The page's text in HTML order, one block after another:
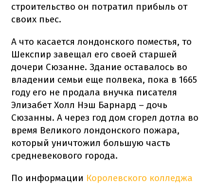
строительство он потратил прибыль от
своих пьес.
А что касается лондонского поместья, то
Шекспир завещал его своей старшей
дочери Сюзанне. Здание оставалось во
владении семьи еще полвека, пока в 1665
году его не продала внучка писателя
Элизабет Холл Нэш Барнард – дочь
Сюзанны. А через год дом сгорел дотла во
время Великого лондонского пожара,
который уничтожил большую часть
средневекового города.
По информации Королевского колледжа